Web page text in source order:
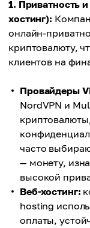
Безопасность.
Система
платежи
меняться
моменту
деньги могут
этой
Технические
кошельках,
может быть
новичков
.
1. Приватность
хостинг):
онлайн-
криптовалюту,
клиентов на
Провайдеры
NordVPN и
часто
— монету,
высокой
Веб-хостинг:
hosting
оплаты,